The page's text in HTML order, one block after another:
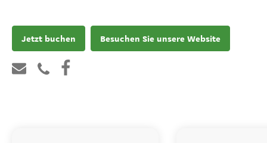
Jetzt buchen Besuchen Sie unsere Website